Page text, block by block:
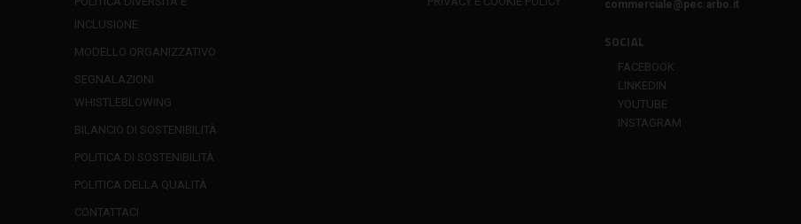
INCLUSIONE
MODELLO ORGANIZZATIVO
SEGNALAZIONI
WHISTLEBLOWING
BILANCIO DI SOSTENIBILITÀ
POLITICA DI SOSTENIBILITÀ
POLITICA DELLA QUALITÀ
CONTATTACI
commerciale@pec.arbo.it
SOCIAL
FACEBOOK
LINKEDIN
YOUTUBE
INSTAGRAM